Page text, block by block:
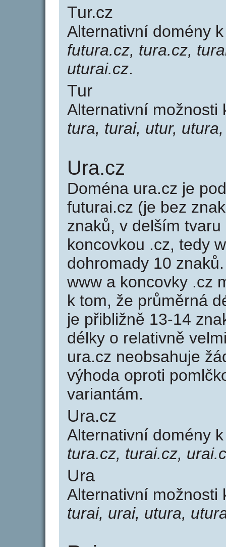
Tur.cz
Alternativní domény
futura.cz, tura.cz,
uturai.cz.
Tur
Alternativní
tura, turai, utur,
Ura.cz
Doména ura.cz je
futurai.cz (je bez
znaků, v delším
koncovkou .cz, tedy
dohromady 10
www a koncovky .cz
k tom, že průměrná
je přibližně 13-14
délky o relativně
ura.cz neobsahuje
výhoda oproti
variantám.
Ura.cz
Alternativní domény
tura.cz, turai.cz,
Ura
Alternativní
turai, urai, utura,